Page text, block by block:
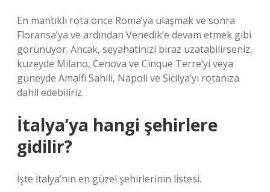
En mantıklı rota önce Roma’ya ulaşmak ve sonra
Floransa’ya ve ardından Venedik’e devam etmek gibi
görünüyor. Ancak, seyahatinizi biraz uzatabilirseniz,
kuzeyde Milano, Cenova ve Cinque Terre’yi veya
güneyde Amalfi Sahili, Napoli ve Sicilya’yı rotanıza
dahil edebiliriz.
İtalya’ya hangi şehirlere
gidilir?
İşte İtalya’nın en güzel şehirlerinin listesi.